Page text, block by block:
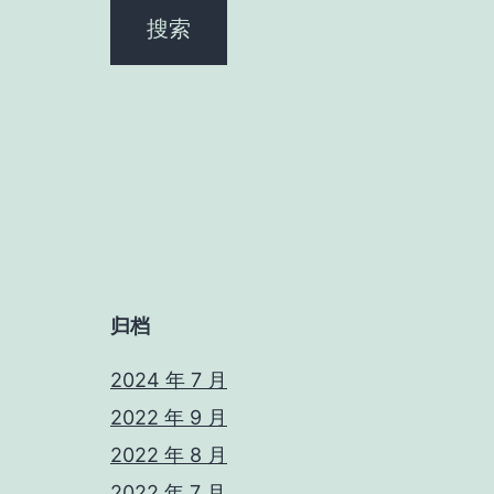
归档
2024 年 7 月
2022 年 9 月
2022 年 8 月